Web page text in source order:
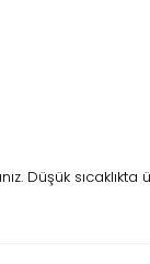
Düşük sıcaklıkta